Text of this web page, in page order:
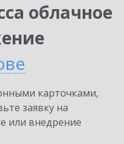
облачное
карточками,
заявку на
или внедрение